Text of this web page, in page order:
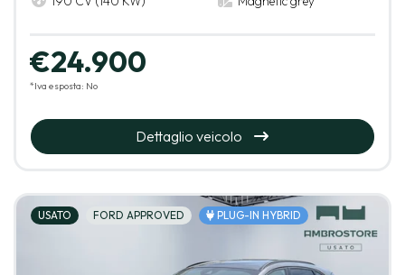
€24.900
*Iva esposta: No
Dettaglio veicolo
USATO FORD APPROVED PLUG-IN HYBRID